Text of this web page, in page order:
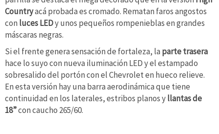
Countryacá probada es cromado. Rematan faros angostos
con luces LEDy unos pequeños rompenieblas en grandes
máscaras negras.
Si el frente genera sensación de fortaleza, la parte trasera
hace lo suyo con nueva iluminación LED y el estampado
sobresalido del portón con el Chevrolet en hueco relieve.
En esta versión hay una barra aerodinámica que tiene
continuidad en los laterales, estribos planos yllantas de
18”con caucho 265/60.